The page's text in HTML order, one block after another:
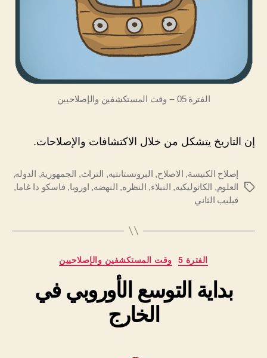
الفترة 05 -- وقت المستكشفين والإصلاحيين
إن التاريخ يتشكل من خلال الاكتشافات والإصلاحات.
الوسوم
إصلاح الكنيسة, الاصلاح, البروتستانتيه, التراث, الجمهورية, الدوله,
العلوم, الكاثوليكيه, النبلاء, النظره, النهضه, اوروبا, فاسكو دا غاما,
فيليب الثاني
التصنيفات الفترة 5 وقت المستكشفين والإصلاحيين
بداية التوسع الأوروبي في
الخارج